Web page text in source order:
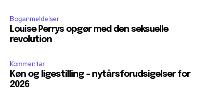
Boganmeldelser
Louise Perrys opgør med den seksuelle
revolution
Kommentar
Køn og ligestilling – nytårsforudsigelser for
2026